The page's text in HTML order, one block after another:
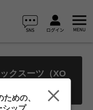
クスーツ（XO
めの、
シップ